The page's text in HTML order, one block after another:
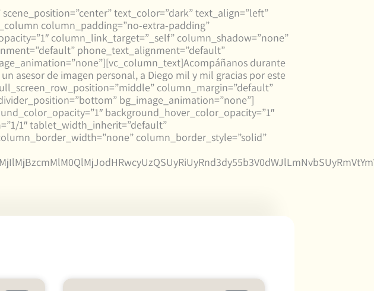
text_color=”dark” text_align=”left”
column_padding=”no-extra-padding”
column_link_target=”_self” column_shadow=”none”
phone_text_alignment=”default”
durante
asesor de imagen personal, a Diego mil y mil gracias por este
column_margin=”default”
bg_image_animation=”none”]
background_hover_color_opacity=”1″
1″ tablet_width_inherit=”default”
column_border_style=”solid”